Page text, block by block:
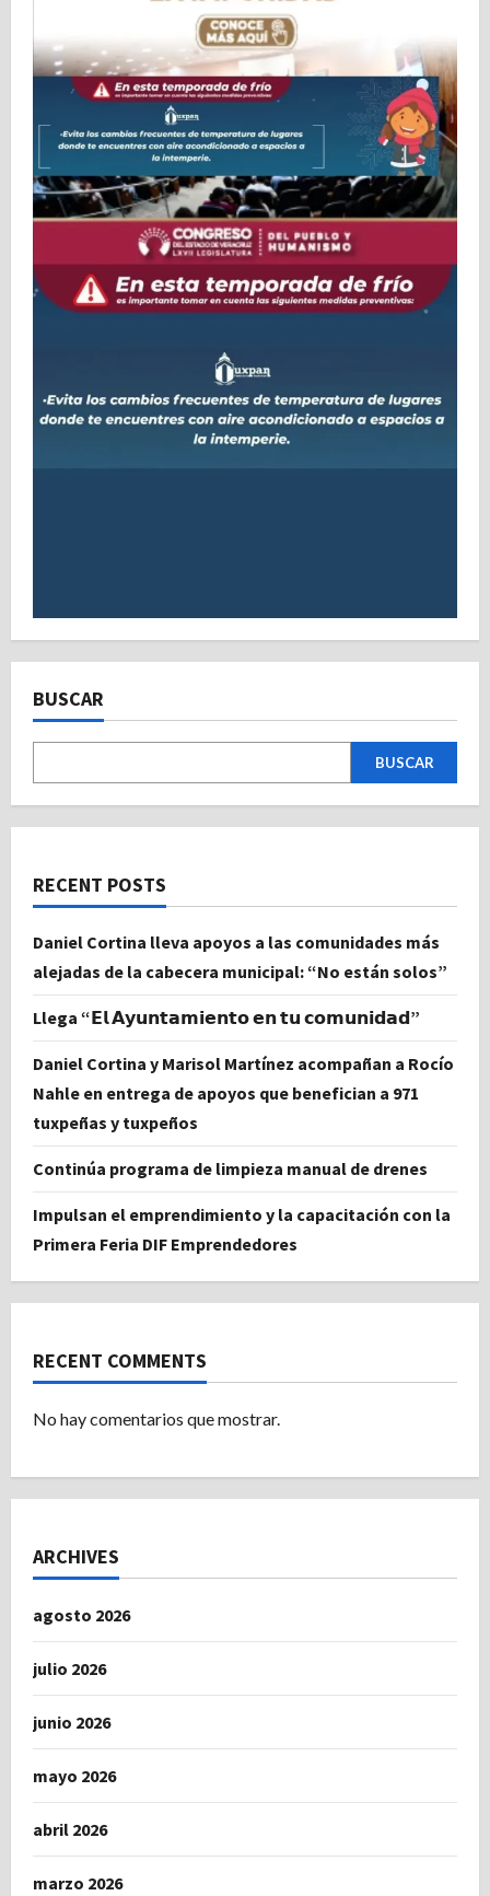
BUSCAR
BUSCAR
RECENT POSTS
Daniel Cortina lleva apoyos a las comunidades más
alejadas de la cabecera municipal: “No están solos”
Llega “𝗘𝗹 𝗔𝘆𝘂𝗻𝘁𝗮𝗺𝗶𝗲𝗻𝘁𝗼 𝗲𝗻 𝘁𝘂 𝗰𝗼𝗺𝘂𝗻𝗶𝗱𝗮𝗱”
Daniel Cortina y Marisol Martínez acompañan a Rocío
Nahle en entrega de apoyos que benefician a 971
tuxpeñas y tuxpeños
Continúa programa de limpieza manual de drenes
Impulsan el emprendimiento y la capacitación con la
Primera Feria DIF Emprendedores
RECENT COMMENTS
No hay comentarios que mostrar.
ARCHIVES
agosto 2026
julio 2026
junio 2026
mayo 2026
abril 2026
marzo 2026